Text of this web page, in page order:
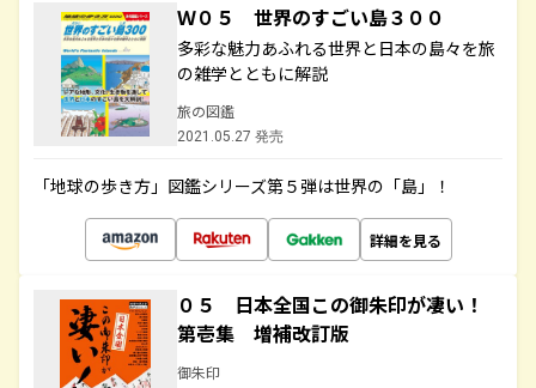
Ｗ０５ 世界のすごい島３００
多彩な魅力あふれる世界と日本の島々を旅
の雑学とともに解説
旅の図鑑
2021.05.27 発売
「地球の歩き方」図鑑シリーズ第５弾は世界の「島」！
詳細を見る
０５ 日本全国この御朱印が凄い！
第壱集 増補改訂版
御朱印